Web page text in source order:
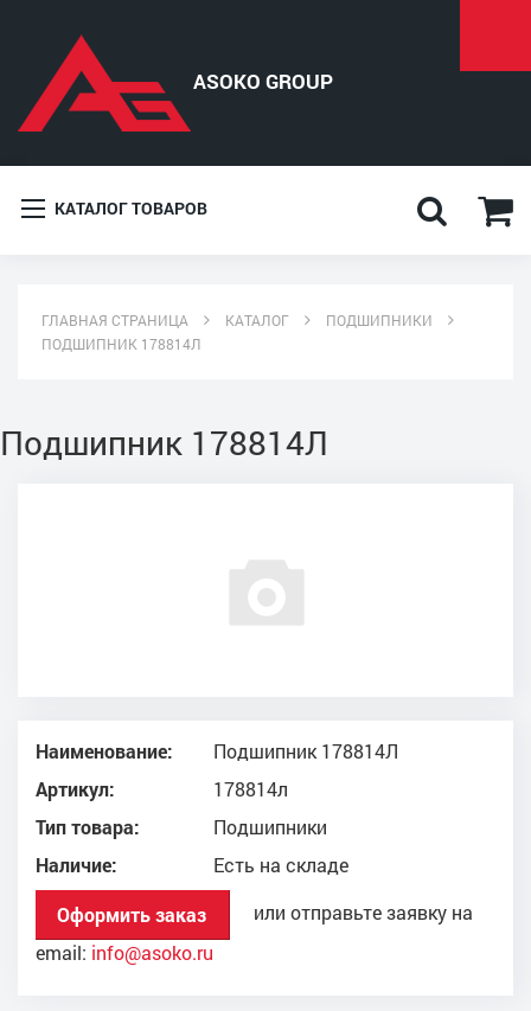
КАТАЛОГ ТОВАРОВ
ГЛАВНАЯ СТРАНИЦА КАТАЛОГ
ПОДШИПНИКИ
ПОДШИПНИК 178814Л
Подшипник 178814Л
Наименование:
Подшипник 178814Л
Артикул:
178814л
Тип товара:
Подшипники
Наличие:
Есть на складе
Оформить заказ
или отправьте заявку на
email: info@asoko.ru